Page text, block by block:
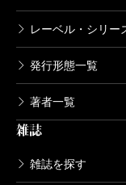
障害は「欠落」
に可能性がある。
ある。これまで
ルボニーが開拓
う。その思想を世
きな意味がある。
レーベル・シリー
発行形態一覧
著者一覧
雑誌
雑誌を探す